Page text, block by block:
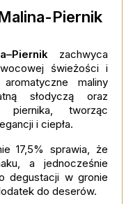
Piernik
zachwyca
świeżości i
maliny
słodyczą oraz
piernika, tworząc
i ciepła.
17,5% sprawia, że
a jednocześnie
degustacji w gronie
do deserów.